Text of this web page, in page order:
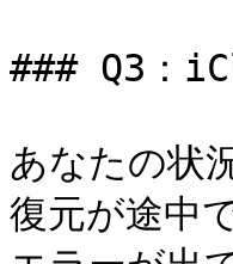
### Q3：
あなたの状
復元が途中